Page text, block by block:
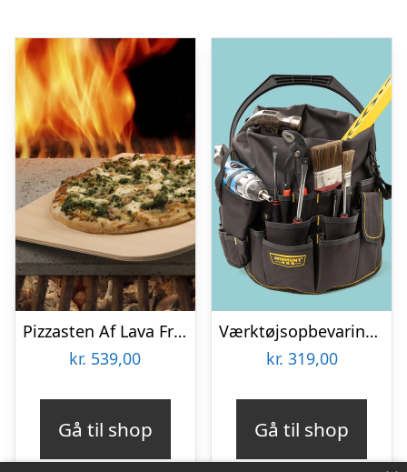
Pizzasten Af Lava Fra Etna
kr. 539,00
Gå til shop
Værktøjsopbevaring til spand
kr. 319,00
Gå til shop